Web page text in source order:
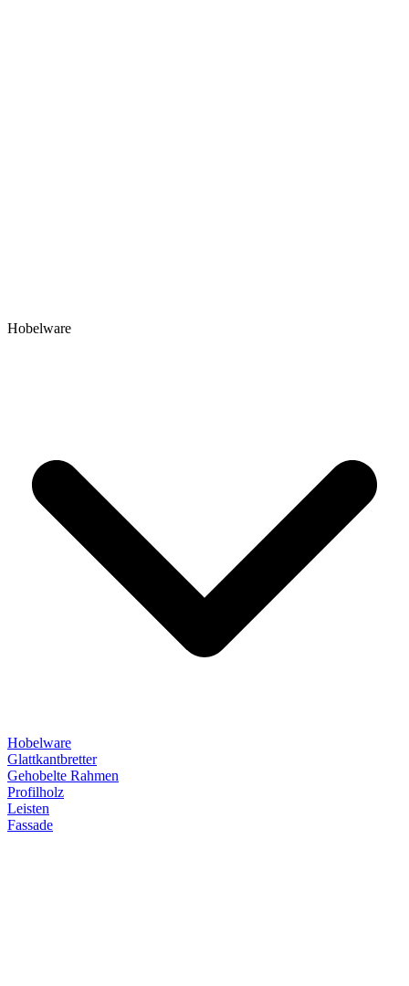
Hobelware
Hobelware
Glattkantbretter
Gehobelte Rahmen
Profilholz
Leisten
Fassade